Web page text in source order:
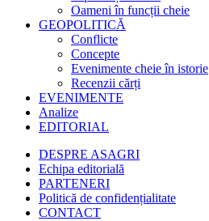
Oameni în funcții cheie
GEOPOLITICĂ
Conflicte
Concepte
Evenimente cheie în istorie
Recenzii cărți
EVENIMENTE
Analize
EDITORIAL
DESPRE ASAGRI
Echipa editorială
PARTENERI
Politică de confidențialitate
CONTACT